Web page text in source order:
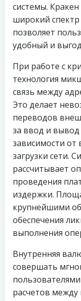
системы.
широкий
позволяет
удобный и
При работе с
технология
связь между
Это делает
переводов
за ввод и вывод
зависимости
загрузки сети.
рассчитывает
проведения
издержки.
крупнейшими
обеспечения
выполнения
Внутренняя
совершать
расчетов